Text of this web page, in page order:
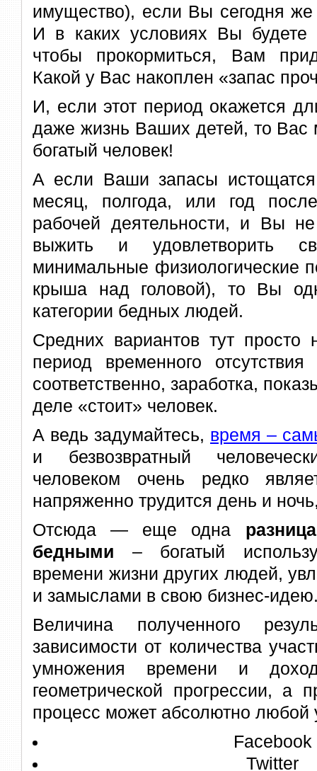
имущество), если Вы сегодня же
И в каких условиях Вы будете
чтобы прокормиться, Вам
Какой у Вас накоплен «запас
И, если этот период окажется
даже жизнь Ваших детей, то Вас
богатый человек!
А если Ваши запасы
месяц, полгода, или год
рабочей деятельности, и Вы
выжить и удовлетворить
минимальные физиологические
крыша над головой), то Вы
категории бедных людей.
Средних вариантов тут просто
период временного
соответственно, заработка,
деле «стоит» человек.
А ведь задумайтесь, время –
и безвозвратный
человеком очень редко
напряженно трудится день и
Отсюда — еще одна
бедными – богатый
времени жизни других людей,
и замыслами в свою бизнес-
Величина полученного
зависимости от количества
умножения времени и
геометрической прогрессии, а
процесс может абсолютно любой
Facebook
Twitter